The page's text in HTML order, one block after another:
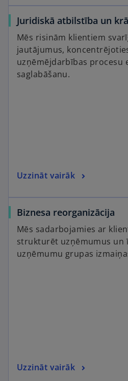
e
Juridiskā atbilstība un
Mēs risinām klientiem
jautājumus,
uzņēmējdarbības procesu
saglabāšanu.
Uzzināt vairāk
Biznesa reorganizācija
Mēs sadarbojamies ar
strukturēt uzņēmumus un
uzņēmumu grupas
Uzzināt vairāk